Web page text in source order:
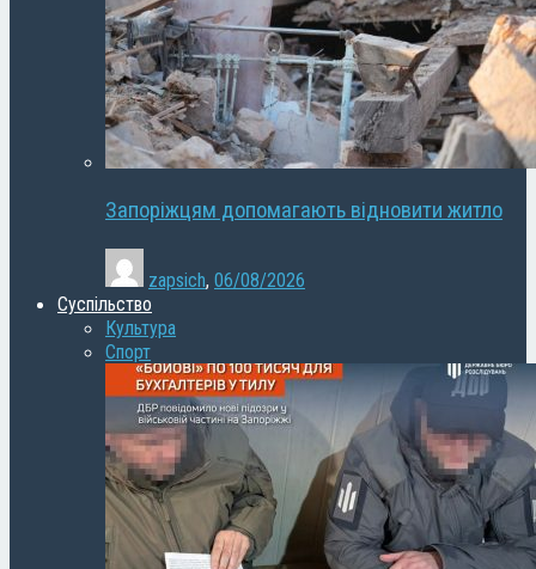
Запоріжцям допомагають відновити житло
zapsich, 06/08/2026
Суспільство
Культура
Спорт